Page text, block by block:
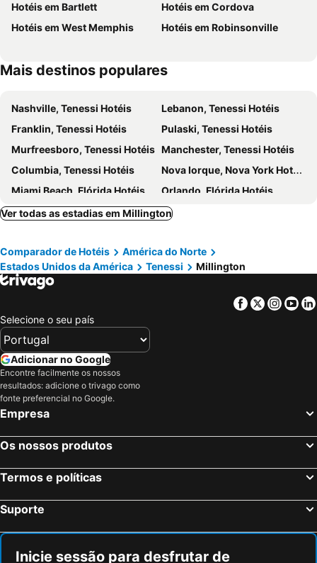
Hotéis em Bartlett
Hotéis em Cordova
Hotéis em West Memphis
Hotéis em Robinsonville
Mais destinos populares
Nashville, Tenessi Hotéis
Lebanon, Tenessi Hotéis
Franklin, Tenessi Hotéis
Pulaski, Tenessi Hotéis
Murfreesboro, Tenessi Hotéis Manchester, Tenessi Hotéis
Columbia, Tenessi Hotéis
Nova Iorque, Nova York Hotéis
Miami Beach, Flórida Hotéis
Orlando, Flórida Hotéis
Miami, Flórida Hotéis
Las Vegas, Nevada Hotéis
Lake Buena Vista, Flórida Hotéis
Boston, Massachusetts Hotéis
Ver todas as estadias em Millington
Comparador de Hotéis
América do Norte
Estados Unidos da América
Tenessi Millington
Facebook
Twitter
Selecione o seu país
Adicionar no Google
Encontre facilmente os nossos
resultados: adicione o trivago como
fonte preferencial no Google.
Empresa
Os nossos produtos
Termos e políticas
Suporte
Inicie sessão para desfrutar de